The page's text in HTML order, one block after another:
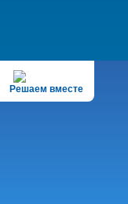
Решаем вместе